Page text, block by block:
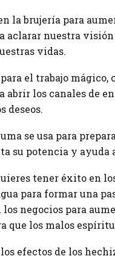
la brujería para
aclarar nuestra
vidas.
el trabajo
abrir los canales de
deseos.
se usa para
su potencia y ayuda
tener éxito en
para formar una
los negocios para
que los malos
efectos de los